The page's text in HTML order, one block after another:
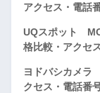
アクセス・電話
UQスポット
格比較・アクセ
ヨドバシカメラ
クセス・電話番